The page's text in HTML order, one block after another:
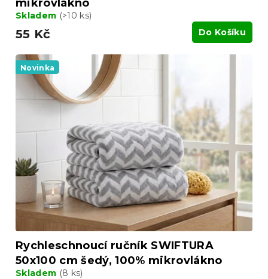
mikrovlákno
Skladem (>10 ks)
55 Kč Do Košíku
Novinka
Rychleschnoucí ručník SWIFTURA
50x100 cm šedý, 100% mikrovlákno
Skladem (8 ks)